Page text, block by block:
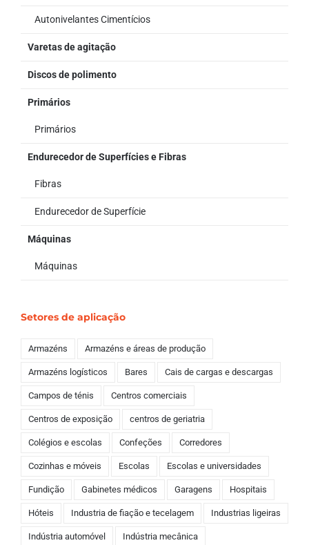
Autonivelantes Cimentícios
Varetas de agitação
Discos de polimento
Primários
Primários
Endurecedor de Superfícies e Fibras
Fibras
Endurecedor de Superfície
Máquinas
Máquinas
Setores de aplicação
Armazéns Armazéns e áreas de produção
Armazéns logísticos Bares Cais de cargas e descargas
Campos de ténis Centros comerciais
Centros de exposição centros de geriatria
Colégios e escolas Confeções Corredores
Cozinhas e móveis Escolas Escolas e universidades
Fundição Gabinetes médicos Garagens Hospitais
Hóteis Industria de fiação e tecelagem Industrias ligeiras
Indústria automóvel Indústria mecânica